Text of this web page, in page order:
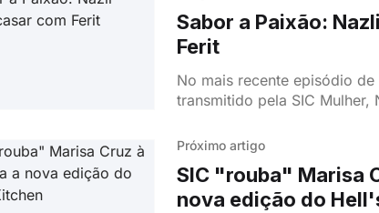
Sabor a Paixão:
Ferit
No mais recente episódio de
transmitido pela SIC Mulher,
fachada com Ferit.
Próximo artigo
SIC "rouba" Marisa
nova edição do